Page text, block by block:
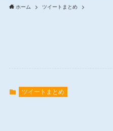
ホーム ツイートまとめ
ツイートまとめ